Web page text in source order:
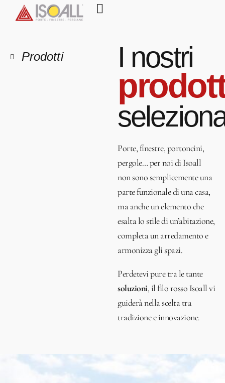
Prodotti I nostri
Porte, finestre, portoncini,
pergole… per noi di Isoall
non sono semplicemente una
parte funzionale di una casa,
ma anche un elemento che
esalta lo stile di un’abitazione,
completa un arredamento e
armonizza gli spazi.
Perdetevi pure tra le tante
soluzioni, il filo rosso Isoall vi
guiderà nella scelta tra
tradizione e innovazione.